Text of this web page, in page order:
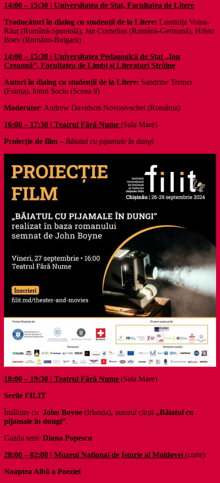
14:00 – 15:30 | Universitatea de Stat, Facultatea de Litere
Traducători în dialog cu studenții de la Litere: Luminița Voina-
Răuț (Română-Spaniolă), Jan Cornelius (Română-Germană), Hristo
Boev (Româno-Bulgară)
14:00 – 15:30 | Universitatea Pedagogică de Stat „Ion
Creangă”, Facultatea de Limbi și Literaturi Străine
Autori în dialog cu studenții de la Litere: Sandrine Treiner
(Franța), Ionut Sociu (Scena 9)
Moderator: Andrew Davidson Novosivschei (România)
16:00 – 17:30 | Teatrul Fără Nume (Sala Mare)
Proiecție de film – Băiatul cu pijamale în dungi
18:00 – 19:30 | Teatrul Fără Nume (Sala Mare)
Serile FILIT
Întâlnire cu John Boyne (Irlanda), autorul cărții „Băiatul cu
pijamale în dungi”.
Gazda serii: Diana Popescu
20:00 – 02:00 | Muzeul Național de Istorie al Moldovei (curte)
Noaptea Albă a Poeziei